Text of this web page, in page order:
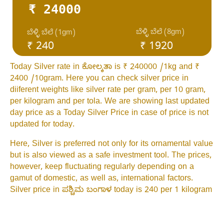
₹ 24000
₹ 240
ಬೆಳ್ಳಿ ಬೆಲೆ (1gm) ಬೆಳ್ಳಿ ಬೆಲೆ (8gm)
₹ 1920
Today Silver rate in ಕೋಲ್ಕತಾ is ₹ 240000 /1kg and ₹
2400 /10gram. Here you can check silver price in
diiferent weights like silver rate per gram, per 10 gram,
per kilogram and per tola. We are showing last updated
day price as a Today Silver Price in case of price is not
updated for today.
Here, Silver is preferred not only for its ornamental value
but is also viewed as a safe investment tool. The prices,
however, keep fluctuating regularly depending on a
gamut of domestic, as well as, international factors.
Silver price in ಪಶ್ಚಿಮ ಬಂಗಾಳ today is 240 per 1 kilogram